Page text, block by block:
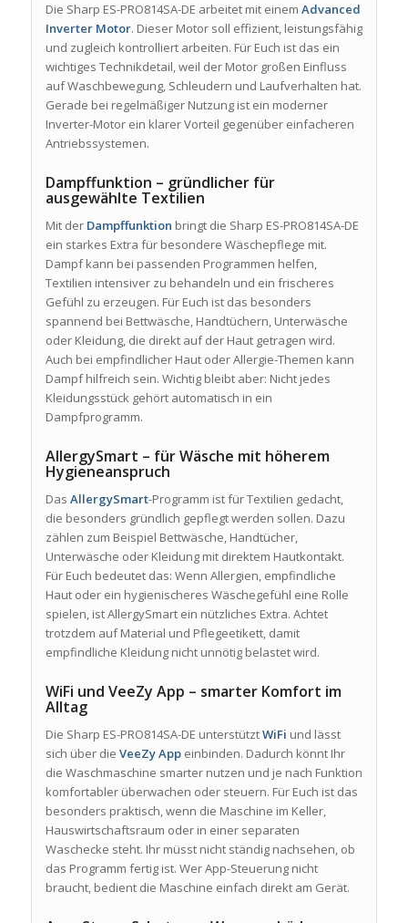
Die Sharp ES-PRO814SA-DE arbeitet mit einem Advanced
Inverter Motor. Dieser Motor soll effizient, leistungsfähig
und zugleich kontrolliert arbeiten. Für Euch ist das ein
wichtiges Technikdetail, weil der Motor großen Einfluss
auf Waschbewegung, Schleudern und Laufverhalten hat.
Gerade bei regelmäßiger Nutzung ist ein moderner
Inverter-Motor ein klarer Vorteil gegenüber einfacheren
Antriebssystemen.
Dampffunktion – gründlicher für
ausgewählte Textilien
Mit der Dampffunktion bringt die Sharp ES-PRO814SA-DE
ein starkes Extra für besondere Wäschepflege mit.
Dampf kann bei passenden Programmen helfen,
Textilien intensiver zu behandeln und ein frischeres
Gefühl zu erzeugen. Für Euch ist das besonders
spannend bei Bettwäsche, Handtüchern, Unterwäsche
oder Kleidung, die direkt auf der Haut getragen wird.
Auch bei empfindlicher Haut oder Allergie-Themen kann
Dampf hilfreich sein. Wichtig bleibt aber: Nicht jedes
Kleidungsstück gehört automatisch in ein
Dampfprogramm.
AllergySmart – für Wäsche mit höherem
Hygieneanspruch
Das AllergySmart-Programm ist für Textilien gedacht,
die besonders gründlich gepflegt werden sollen. Dazu
zählen zum Beispiel Bettwäsche, Handtücher,
Unterwäsche oder Kleidung mit direktem Hautkontakt.
Für Euch bedeutet das: Wenn Allergien, empfindliche
Haut oder ein hygienischeres Wäschegefühl eine Rolle
spielen, ist AllergySmart ein nützliches Extra. Achtet
trotzdem auf Material und Pflegeetikett, damit
empfindliche Kleidung nicht unnötig belastet wird.
WiFi und VeeZy App – smarter Komfort im
Alltag
Die Sharp ES-PRO814SA-DE unterstütztWiFi und lässt
sich über die VeeZy Appeinbinden. Dadurch könnt Ihr
die Waschmaschine smarter nutzen und je nach Funktion
komfortabler überwachen oder steuern. Für Euch ist das
besonders praktisch, wenn die Maschine im Keller,
Hauswirtschaftsraum oder in einer separaten
Waschecke steht. Ihr müsst nicht ständig nachsehen, ob
das Programm fertig ist. Wer App-Steuerung nicht
braucht, bedient die Maschine einfach direkt am Gerät.